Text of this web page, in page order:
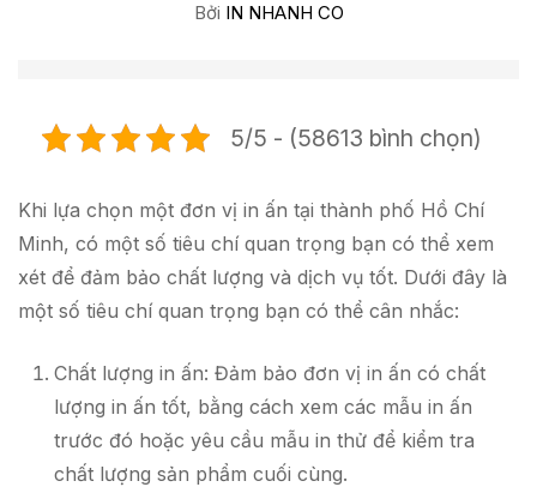
Bởi IN NHANH CO
5/5 - (58613 bình chọn)
Khi lựa chọn một đơn vị in ấn tại thành phố Hồ Chí
Minh, có một số tiêu chí quan trọng bạn có thể xem
xét để đảm bảo chất lượng và dịch vụ tốt. Dưới đây là
một số tiêu chí quan trọng bạn có thể cân nhắc:
Chất lượng in ấn: Đảm bảo đơn vị in ấn có chất
lượng in ấn tốt, bằng cách xem các mẫu in ấn
trước đó hoặc yêu cầu mẫu in thử để kiểm tra
chất lượng sản phẩm cuối cùng.